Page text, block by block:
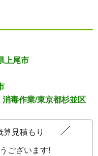
上尾市
毒作業/東京都杉並区
算見積もり
ございます!